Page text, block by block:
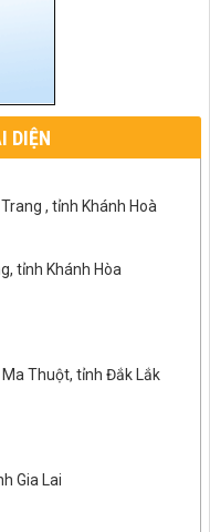
DIỆN
, tỉnh Khánh Hoà
tỉnh Khánh Hòa
Thuột, tỉnh Đắk Lắk
Gia Lai